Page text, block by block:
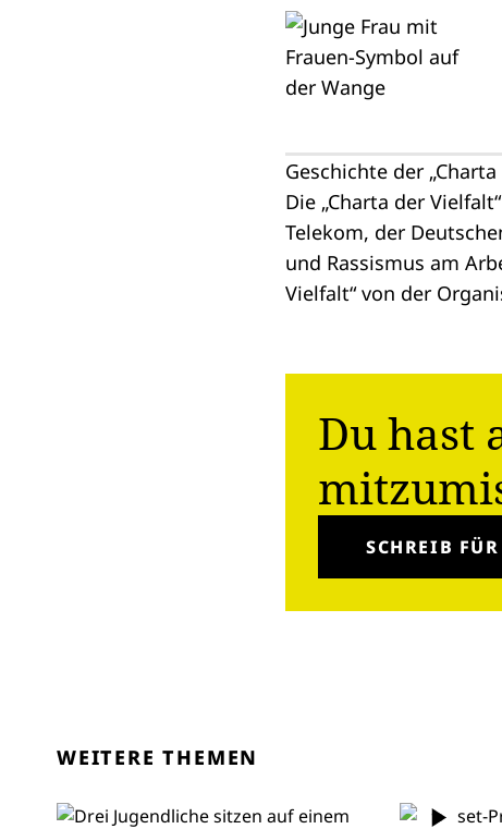
Geschichte der
Die „Charta der Vielfalt“
Telekom, der
und Rassismus am
Vielfalt“ von der
Du hast
SCHREIB
WEITERE THEMEN